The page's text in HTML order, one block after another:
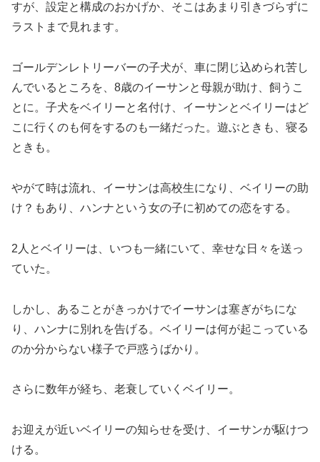
すが、設定と構成のおかげか、そこはあまり引きづらずに
ラストまで見れます。
ゴールデンレトリーバーの子犬が、車に閉じ込められ苦し
んでいるところを、8歳のイーサンと母親が助け、飼うこ
とに。子犬をベイリーと名付け、イーサンとベイリーはど
こに行くのも何をするのも一緒だった。遊ぶときも、寝る
ときも。
やがて時は流れ、イーサンは高校生になり、ベイリーの助
け？もあり、ハンナという女の子に初めての恋をする。
2人とベイリーは、いつも一緒にいて、幸せな日々を送っ
ていた。
しかし、あることがきっかけでイーサンは塞ぎがちにな
り、ハンナに別れを告げる。ベイリーは何が起こっている
のか分からない様子で戸惑うばかり。
さらに数年が経ち、老衰していくベイリー。
お迎えが近いベイリーの知らせを受け、イーサンが駆けつ
ける。